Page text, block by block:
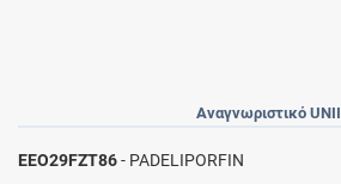
Αναγνωριστικό UNII
EEO29FZT86- PADELIPORFIN